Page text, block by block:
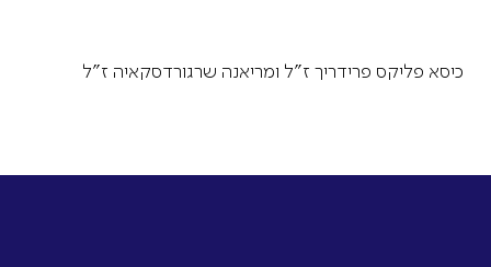
כיסא פליקס פרידריך ז"ל ומריאנה שרגורדסקאיה ז"ל